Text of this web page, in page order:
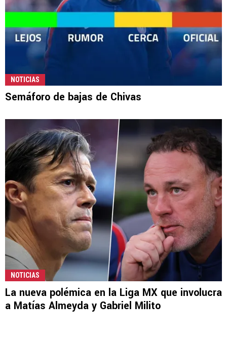
NOTICIAS
Semáforo de bajas de Chivas
NOTICIAS
La nueva polémica en la Liga MX que involucra
a Matías Almeyda y Gabriel Milito